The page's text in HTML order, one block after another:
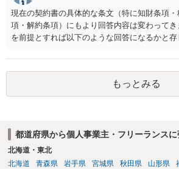
現在の契約書の具体的な条文（特に知財条項
項・解約条項）にもより回答内容は変わって
を前提とすれば以下のような回答になるかと
ば、相談者様が独自に開発したツールである
に帰属する ・相手方の同意が得られるのであ
ることも可能。ただし合意解除する場合の条項
の他の条項との兼ね合いで不利にならないよ
「●年間、競業避止義務が存続する」という建
は、契約終了後であっても注意が必要 という
す。 ご不安であれば、契約書類等一式を持参
もっとみる
都道府県から個人事業主・フリーランス
北海道・東北
北海道
青森県 岩手県 宮城県 秋田県 山形県